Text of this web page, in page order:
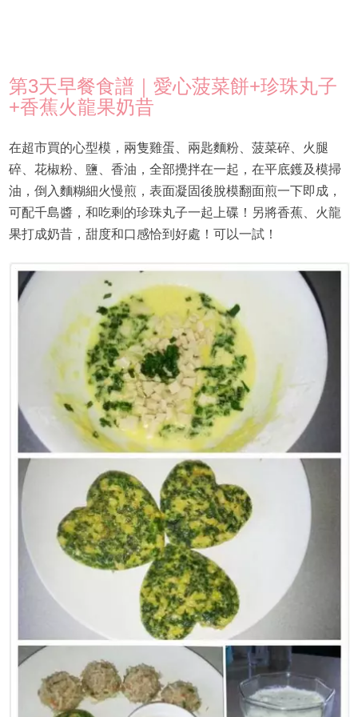
第3天早餐食譜｜愛心菠菜餅+珍珠丸子
+香蕉火龍果奶昔
在超市買的心型模，兩隻雞蛋、兩匙麵粉、菠菜碎、火腿
碎、花椒粉、鹽、香油，全部攪拌在一起，在平底鑊及模掃
油，倒入麵糊細火慢煎，表面凝固後脫模翻面煎一下即成，
可配千島醬，和吃剩的珍珠丸子一起上碟！另將香蕉、火龍
果打成奶昔，甜度和口感恰到好處！可以一試！